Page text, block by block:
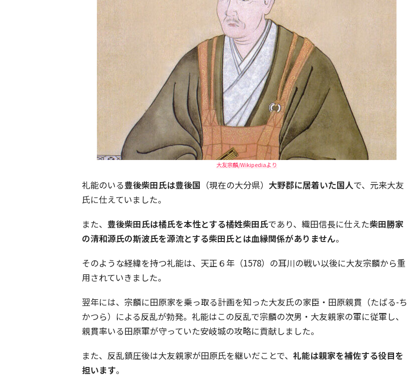
大友宗麟/Wikipediaより
礼能のいる豊後柴田氏は豊後国 （現在の大分県） 大野郡に居着いた国人で、元来大友
氏に仕えていました。
また、 豊後柴田氏は橘氏を本性とする橘姓柴田氏であり、織田信長に仕えた柴田勝家
の清和源氏の斯波氏を源流とする柴田氏とは血縁関係がありません。
そのような経緯を持つ礼能は、天正６年（1578）の耳川の戦い以後に大友宗麟から重
用されていきました。
翌年には、宗麟に田原家を乗っ取る計画を知った大友氏の家臣・田原親貫（たばる-ち
かつら）による反乱が勃発。礼能はこの反乱で宗麟の次男・大友親家の軍に従軍し、
親貫率いる田原軍が守っていた安岐城の攻略に貢献しました。
また、反乱鎮圧後は大友親家が田原氏を継いだことで、 礼能は親家を補佐する役目を
担います。